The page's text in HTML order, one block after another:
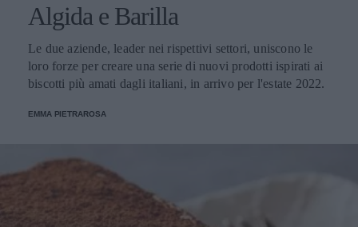
Algida e Barilla
Le due aziende, leader nei rispettivi settori, uniscono le
loro forze per creare una serie di nuovi prodotti ispirati ai
biscotti più amati dagli italiani, in arrivo per l'estate 2022.
EMMA PIETRAROSA